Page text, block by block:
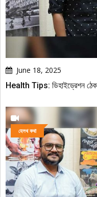
June 18, 2025
Health Tips: ডিহাইড্রেশন
হেলথ কথা